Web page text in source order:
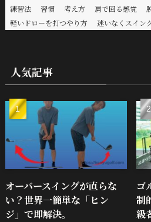
練習法
習慣 考え方 肩で回る感覚
軽いドローを打つやり方
迷いなくスイン
人気記事
オーバースイングが直らな
い？世界一簡単な「ヒン
ジ」で即解決。
ゴ
制
級